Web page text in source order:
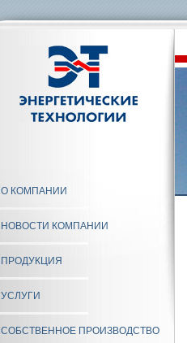
О КОМПАНИИ
НОВОСТИ КОМПАНИИ
ПРОДУКЦИЯ
УСЛУГИ
СОБСТВЕННОЕ ПРОИЗВОДСТВО